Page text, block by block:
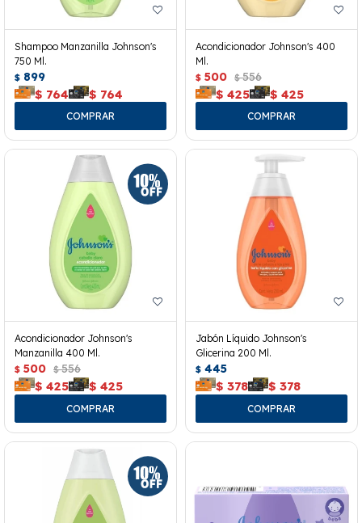
Shampoo Manzanilla Johnson's
750 Ml.
$ 899
$ 764 $ 764
Acondicionador Johnson's 400
Ml.
$ 500 $ 556
$ 425 $ 425
Acondicionador Johnson's
Manzanilla 400 Ml.
$ 500 $ 556
$ 425 $ 425
Jabón Líquido Johnson's
Glicerina 200 Ml.
$ 445
$ 378 $ 378